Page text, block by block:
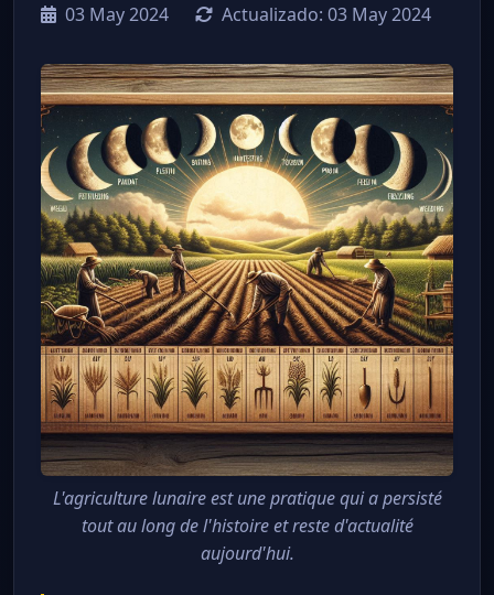
03 May 2024 Actualizado: 03 May 2024
L'agriculture lunaire est une pratique qui a persisté
tout au long de l'histoire et reste d'actualité
aujourd'hui.